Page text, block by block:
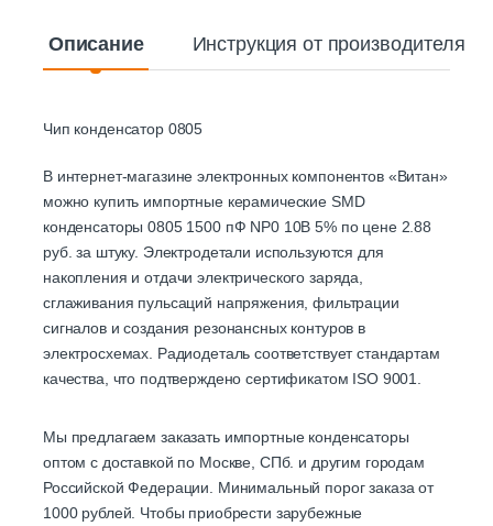
Описание Инструкция от производителя
Чип конденсатор 0805
В интернет-магазине электронных компонентов «Витан»
можно купить импортные керамические SMD
конденсаторы 0805 1500 пФ NP0 10В 5% по цене 2.88
руб. за штуку. Электродетали используются для
накопления и отдачи электрического заряда,
сглаживания пульсаций напряжения, фильтрации
сигналов и создания резонансных контуров в
электросхемах. Радиодеталь соответствует стандартам
качества, что подтверждено сертификатом ISO 9001.
Мы предлагаем заказать импортные конденсаторы
оптом с доставкой по Москве, СПб. и другим городам
Российской Федерации. Минимальный порог заказа от
1000 рублей. Чтобы приобрести зарубежные